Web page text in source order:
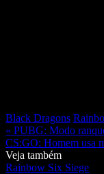
Black Dragons
« PUBG: Modo
CS:GO: Homem usa
Veja também
Rainbow Six Siege